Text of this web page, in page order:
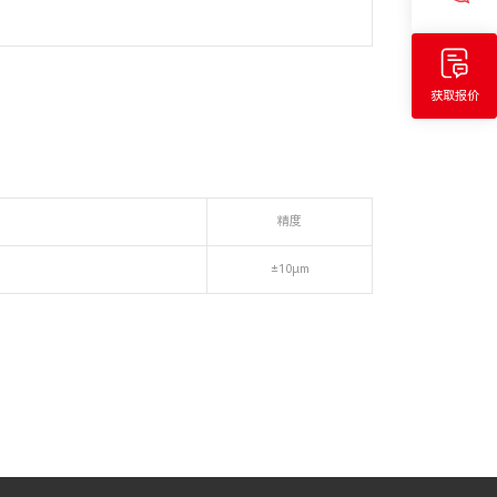
获取报价
精度
±10μm